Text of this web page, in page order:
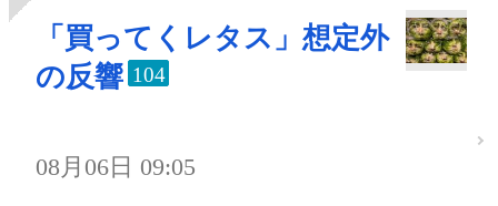
「買ってくレタス」想定外
の反響 104
08月06日 09:05